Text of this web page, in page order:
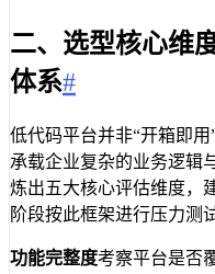
二、选型核心维
体系#
低代码平台并非“开箱即
承载企业复杂的业务逻辑
炼出五大核心评估维度，
阶段按此框架进行压力测
功能完整度考察平台是否